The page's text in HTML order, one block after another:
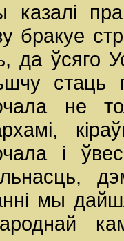
бракуе
да ўсяго
стаць
не
і
мы